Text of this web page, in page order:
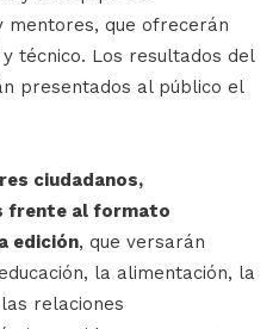
mentores, que ofrecerán
técnico. Los resultados del
presentados al público el
ciudadanos,
frente al formato
edición, que versarán
la alimentación, la
relaciones